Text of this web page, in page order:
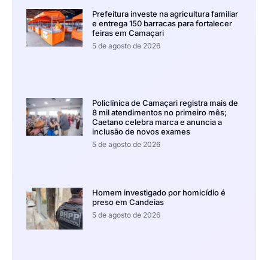
Prefeitura investe na agricultura familiar
e entrega 150 barracas para fortalecer
feiras em Camaçari
5 de agosto de 2026
Policlínica de Camaçari registra mais de
8 mil atendimentos no primeiro mês;
Caetano celebra marca e anuncia a
inclusão de novos exames
5 de agosto de 2026
Homem investigado por homicídio é
preso em Candeias
5 de agosto de 2026